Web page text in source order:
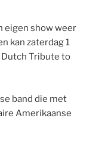
eigen show weer
kan zaterdag 1
Tribute to
band die met
Amerikaanse